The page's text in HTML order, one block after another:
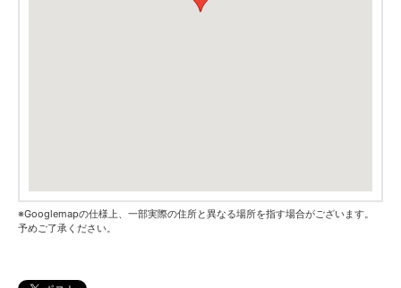
※Googlemapの仕様上、一部実際の住所と異なる場所を指す場合がございます。
予めご了承ください。